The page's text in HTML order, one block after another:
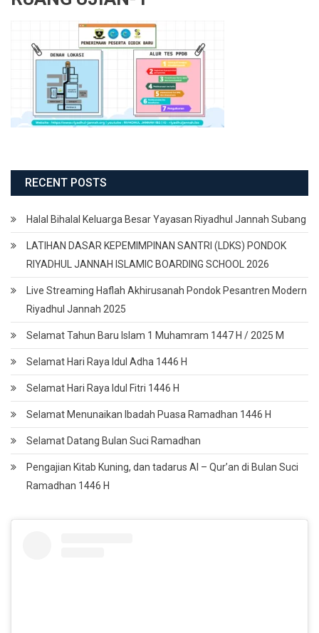
RECENT POSTS
Halal Bihalal Keluarga Besar Yayasan Riyadhul Jannah Subang
LATIHAN DASAR KEPEMIMPINAN SANTRI (LDKS) PONDOK
RIYADHUL JANNAH ISLAMIC BOARDING SCHOOL 2026
Live Streaming Haflah Akhirusanah Pondok Pesantren Modern
Riyadhul Jannah 2025
Selamat Tahun Baru Islam 1 Muhamram 1447 H / 2025 M
Selamat Hari Raya Idul Adha 1446 H
Selamat Hari Raya Idul Fitri 1446 H
Selamat Menunaikan Ibadah Puasa Ramadhan 1446 H
Selamat Datang Bulan Suci Ramadhan
Pengajian Kitab Kuning, dan tadarus Al – Qur’an di Bulan Suci
Ramadhan 1446 H